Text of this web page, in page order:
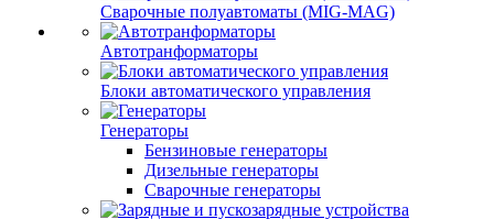
Сварочные полуавтоматы (MIG-MAG)
Автотранформаторы
Блоки автоматического управления
Генераторы
Бензиновые генераторы
Дизельные генераторы
Сварочные генераторы